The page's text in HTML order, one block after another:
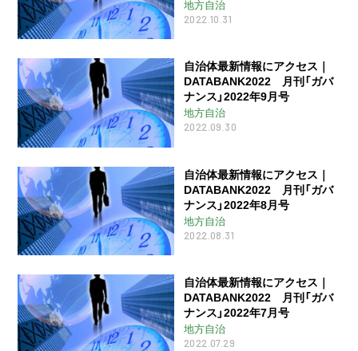
地方自治
2022.10.31
自治体最新情報にアクセス｜
DATABANK2022 月刊「ガバ
ナンス」2022年9月号
地方自治
2022.09.30
自治体最新情報にアクセス｜
DATABANK2022 月刊「ガバ
ナンス」2022年8月号
地方自治
2022.08.31
自治体最新情報にアクセス｜
DATABANK2022 月刊「ガバ
ナンス」2022年7月号
地方自治
2022.07.29